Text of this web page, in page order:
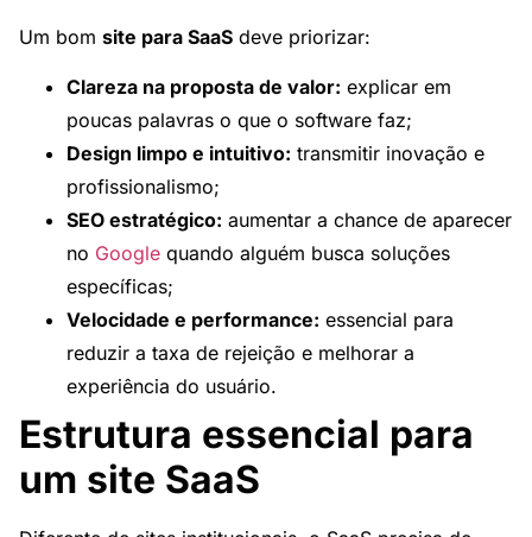
Um bom site para SaaS deve priorizar:
Clareza na proposta de valor: explicar em
poucas palavras o que o software faz;
Design limpo e intuitivo: transmitir inovação e
profissionalismo;
SEO estratégico: aumentar a chance de aparecer
no Google quando alguém busca soluções
específicas;
Velocidade e performance: essencial para
reduzir a taxa de rejeição e melhorar a
experiência do usuário.
Estrutura essencial para
um site SaaS